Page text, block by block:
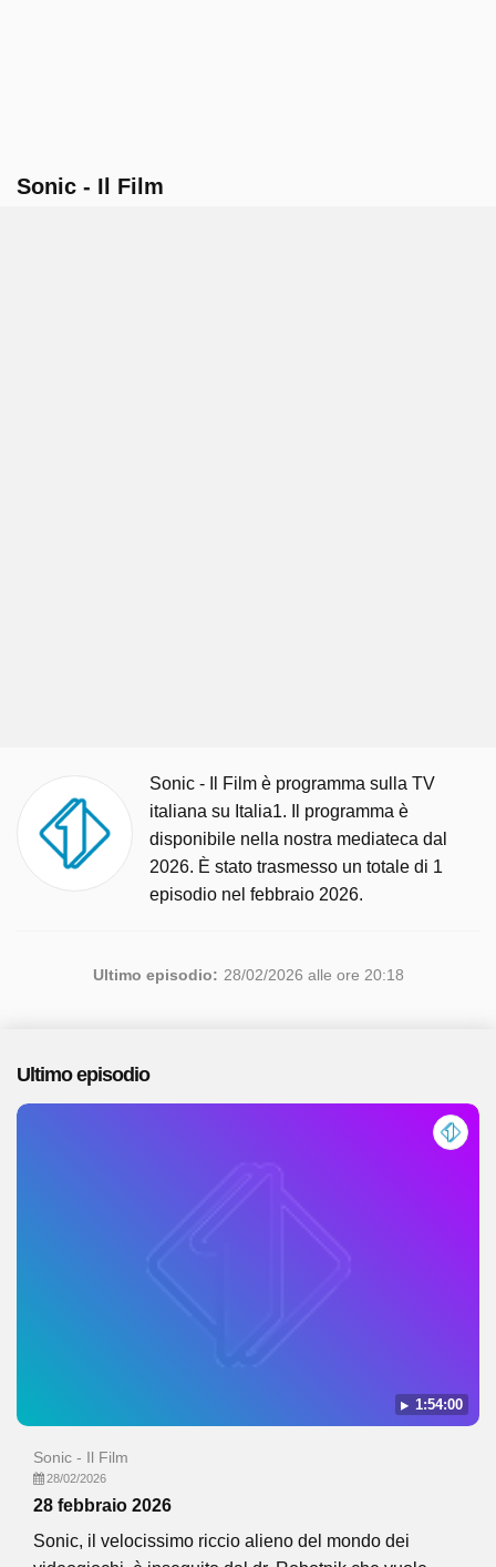
Sonic - Il Film
Sonic - Il Film è programma sulla TV
italiana su Italia1. Il programma è
disponibile nella nostra mediateca dal
2026. È stato trasmesso un totale di 1
episodio nel febbraio 2026.
Ultimo episodio: 28/02/2026 alle ore 20:18
Ultimo episodio
1:54:00
Sonic - Il Film
28/02/2026
28 febbraio 2026
Sonic, il velocissimo riccio alieno del mondo dei